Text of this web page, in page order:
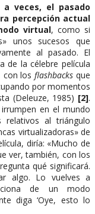
a veces, el pasado
percepción actual
virtual, como si
unos sucesos que
al pasado. El
de la célebre película
los flashbacks que
por momentos
(Deleuze, 1985) [2].
en el mundo
relativos al triángulo
virtualizadoras» de
diría: «Mucho de
ver, también, con los
qué significará.
algo. Lo vuelves a
de un modo
diga ‘Oye, esto lo